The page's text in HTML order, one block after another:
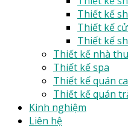
Thiết kế
Thiết kế
Thiết kế
Thiết kế nhà
Thiết kế spa
Thiết kế quán
Thiết kế quán
Kinh nghiệm
Liên hệ